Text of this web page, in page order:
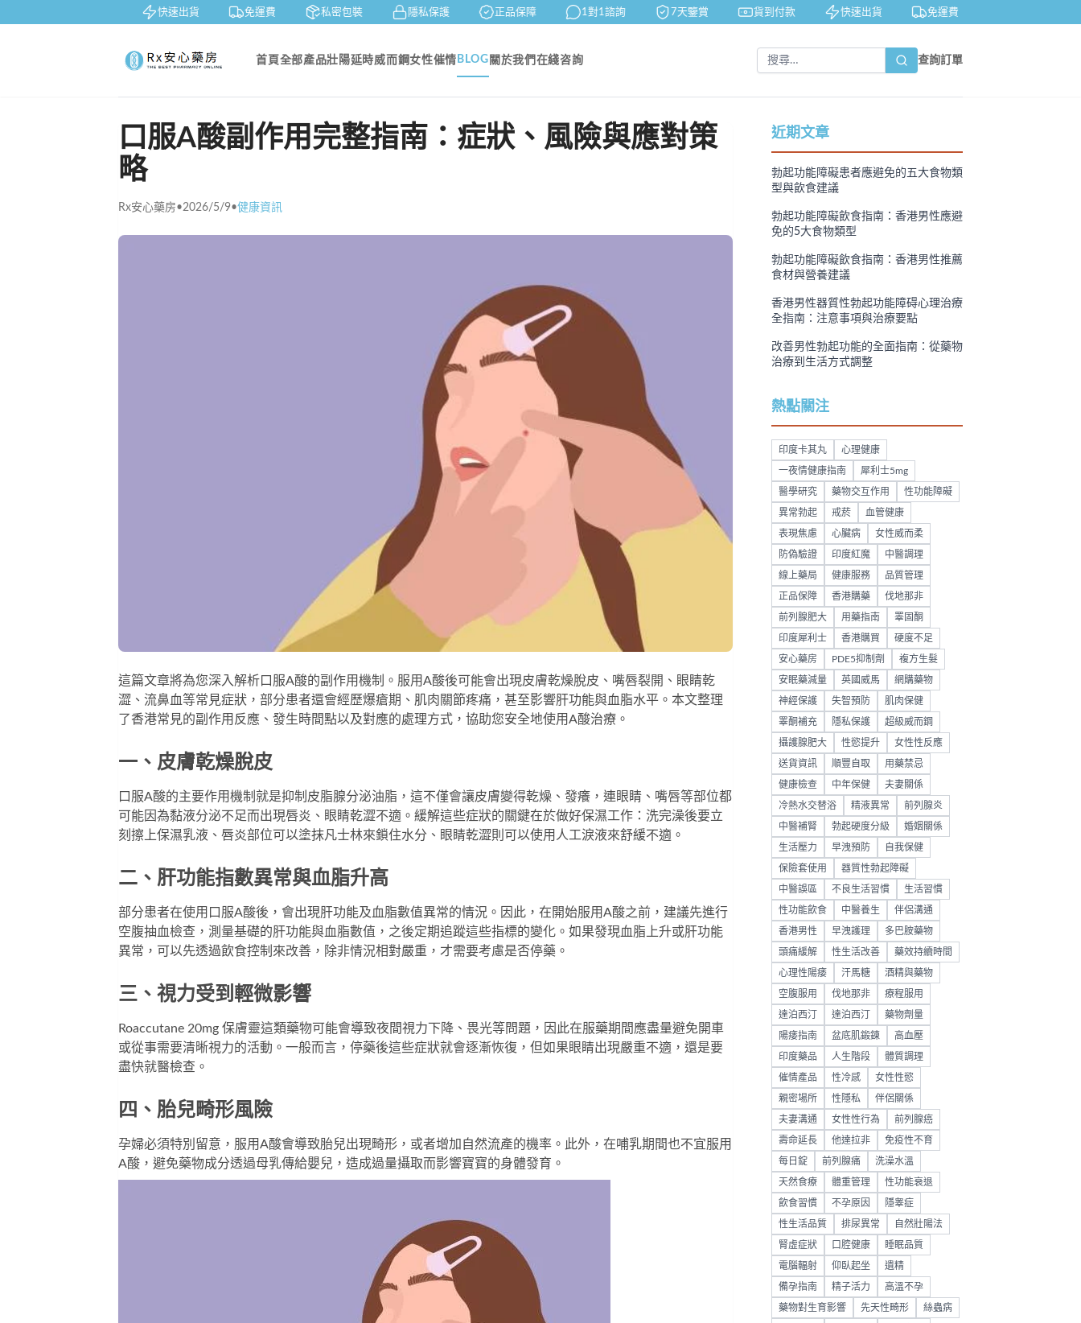
快速出貨 免運費 私密包裝 隱私保護 正品保障 1對1諮詢 7天鑒賞 貨到付款 快速出貨 免運費
首頁全部產品壯陽延時威而鋼女性催情 BLOG 關於我們 在綫咨詢 查詢訂單
口服A酸副作用完整指南：症狀、風險與應對策
略
Rx安心藥房•2026/5/9•健康資訊
這篇文章將為您深入解析口服A酸的副作用機制。服用A酸後可能會出現皮膚乾燥脫皮、嘴唇裂開、眼睛乾
澀、流鼻血等常見症狀，部分患者還會經歷爆瘡期、肌肉關節疼痛，甚至影響肝功能與血脂水平。本文整理
了香港常見的副作用反應、發生時間點以及對應的處理方式，協助您安全地使用A酸治療。
一、皮膚乾燥脫皮
口服A酸的主要作用機制就是抑制皮脂腺分泌油脂，這不僅會讓皮膚變得乾燥、發癢，連眼睛、嘴唇等部位都
可能因為黏液分泌不足而出現唇炎、眼睛乾澀不適。緩解這些症狀的關鍵在於做好保濕工作：洗完澡後要立
刻擦上保濕乳液、唇炎部位可以塗抹凡士林來鎖住水分、眼睛乾澀則可以使用人工淚液來舒緩不適。
二、肝功能指數異常與血脂升高
部分患者在使用口服A酸後，會出現肝功能及血脂數值異常的情況。因此，在開始服用A酸之前，建議先進行
空腹抽血檢查，測量基礎的肝功能與血脂數值，之後定期追蹤這些指標的變化。如果發現血脂上升或肝功能
異常，可以先透過飲食控制來改善，除非情況相對嚴重，才需要考慮是否停藥。
三、視力受到輕微影響
Roaccutane 20mg 保膚靈這類藥物可能會導致夜間視力下降、畏光等問題，因此在服藥期間應盡量避免開車
或從事需要清晰視力的活動。一般而言，停藥後這些症狀就會逐漸恢復，但如果眼睛出現嚴重不適，還是要
盡快就醫檢查。
四、胎兒畸形風險
孕婦必須特別留意，服用A酸會導致胎兒出現畸形，或者增加自然流產的機率。此外，在哺乳期間也不宜服用
A酸，避免藥物成分透過母乳傳給嬰兒，造成過量攝取而影響寶寶的身體發育。
近期文章
勃起功能障礙患者應避免的五大食物類
型與飲食建議
勃起功能障礙飲食指南：香港男性應避
免的5大食物類型
勃起功能障礙飲食指南：香港男性推薦
食材與營養建議
香港男性器質性勃起功能障碍心理治療
全指南：注意事項與治療要點
改善男性勃起功能的全面指南：從藥物
治療到生活方式調整
熱點關注
印度卡其丸 心理健康
一夜情健康指南 犀利士5mg
醫學研究 藥物交互作用 性功能障礙
異常勃起 戒菸 血管健康
表現焦慮 心臟病 女性威而柔
防偽驗證 印度紅魔 中醫調理
線上藥局 健康服務 品質管理
正品保障 香港購藥 伐地那非
前列腺肥大 用藥指南 睪固酮
印度犀利士 香港購買 硬度不足
安心藥房 PDE5抑制劑 複方生髮
安眠藥減量 英國威馬 網購藥物
神經保護 失智預防 肌肉保健
睪酮補充 隱私保護 超級威而鋼
攝護腺肥大 性慾提升 女性性反應
送貨資訊 順豐自取 用藥禁忌
健康檢查 中年保健 夫妻關係
冷熱水交替浴 精液異常 前列腺炎
中醫補腎 勃起硬度分級 婚姻關係
生活壓力 早洩預防 自我保健
保險套使用 器質性勃起障礙
中醫誤區 不良生活習慣 生活習慣
性功能飲食 中醫養生 伴侶溝通
香港男性 早洩護理 多巴胺藥物
頭痛緩解 性生活改善 藥效持續時間
心理性陽痿 汗馬糖 酒精與藥物
空腹服用 伐地那非 療程服用
達泊西汀 達泊西汀 藥物劑量
陽痿指南 盆底肌鍛鍊 高血壓
印度藥品 人生階段 體質調理
催情產品 性冷感 女性性慾
親密場所 性隱私 伴侶關係
夫妻溝通 女性性行為 前列腺癌
壽命延長 他達拉非 免疫性不育
每日錠 前列腺痛 洗澡水溫
天然食療 體重管理 性功能衰退
飲食習慣 不孕原因 隱睾症
性生活品質 排尿異常 自然壯陽法
腎虛症狀 口腔健康 睡眠品質
電腦輻射 仰臥起坐 遺精
備孕指南 精子活力 高溫不孕
藥物對生育影響 先天性畸形 絲蟲病